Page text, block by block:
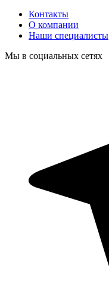
Контакты
О компании
Наши специалисты
Мы в социальных сетях